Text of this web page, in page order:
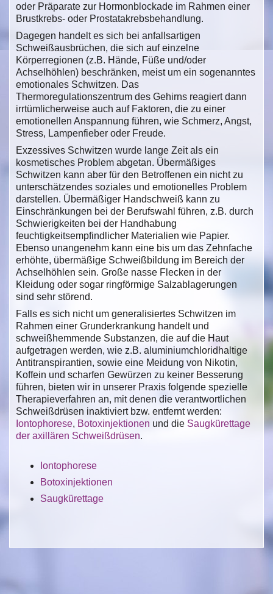
oder Präparate zur Hormonblockade im Rahmen einer
Brustkrebs- oder Prostatakrebsbehandlung.
Dagegen handelt es sich bei anfallsartigen
Schweißausbrüchen, die sich auf einzelne
Körperregionen (z.B. Hände, Füße und/oder
Achselhöhlen) beschränken, meist um ein sogenanntes
emotionales Schwitzen. Das
Thermoregulationszentrum des Gehirns reagiert dann
irrtümlicherweise auch auf Faktoren, die zu einer
emotionellen Anspannung führen, wie Schmerz, Angst,
Stress, Lampenfieber oder Freude.
Exzessives Schwitzen wurde lange Zeit als ein
kosmetisches Problem abgetan. Übermäßiges
Schwitzen kann aber für den Betroffenen ein nicht zu
unterschätzendes soziales und emotionelles Problem
darstellen. Übermäßiger Handschweiß kann zu
Einschränkungen bei der Berufswahl führen, z.B. durch
Schwierigkeiten bei der Handhabung
feuchtigkeitsempfindlicher Materialien wie Papier.
Ebenso unangenehm kann eine bis um das Zehnfache
erhöhte, übermäßige Schweißbildung im Bereich der
Achselhöhlen sein. Große nasse Flecken in der
Kleidung oder sogar ringförmige Salzablagerungen
sind sehr störend.
Falls es sich nicht um generalisiertes Schwitzen im
Rahmen einer Grunderkrankung handelt und
schweißhemmende Substanzen, die auf die Haut
aufgetragen werden, wie z.B. aluminiumchloridhaltige
Antitranspirantien, sowie eine Meidung von Nikotin,
Koffein und scharfen Gewürzen zu keiner Besserung
führen, bieten wir in unserer Praxis folgende spezielle
Therapieverfahren an, mit denen die verantwortlichen
Schweißdrüsen inaktiviert bzw. entfernt werden:
Iontophorese, Botoxinjektionen und die Saugkürettage
der axillären Schweißdrüsen.
Iontophorese
Botoxinjektionen
Saugkürettage